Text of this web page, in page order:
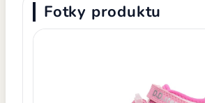
Fotky produktu